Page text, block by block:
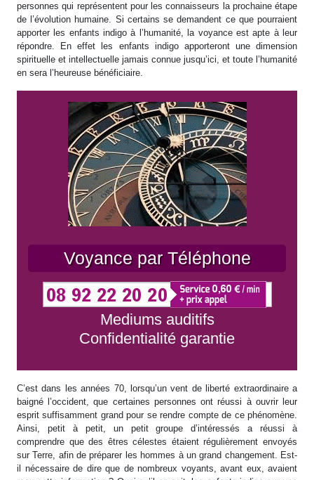
personnes qui représentent pour les connaisseurs la prochaine étape
de l’évolution humaine. Si certains se demandent ce que pourraient
apporter les enfants indigo à l’humanité, la voyance est apte à leur
répondre. En effet les enfants indigo apporteront une dimension
spirituelle et intellectuelle jamais connue jusqu’ici, et toute l’humanité
en sera l’heureuse bénéficiaire.
Voyance par Téléphone
Mediums auditifs
Confidentialité garantie
C’est dans les années 70, lorsqu’un vent de liberté extraordinaire a
baigné l’occident, que certaines personnes ont réussi à ouvrir leur
esprit suffisamment grand pour se rendre compte de ce phénomène.
Ainsi, petit à petit, un petit groupe d’intéressés a réussi à
comprendre que des êtres célestes étaient régulièrement envoyés
sur Terre, afin de préparer les hommes à un grand changement. Est-
il nécessaire de dire que de nombreux voyants, avant eux, avaient